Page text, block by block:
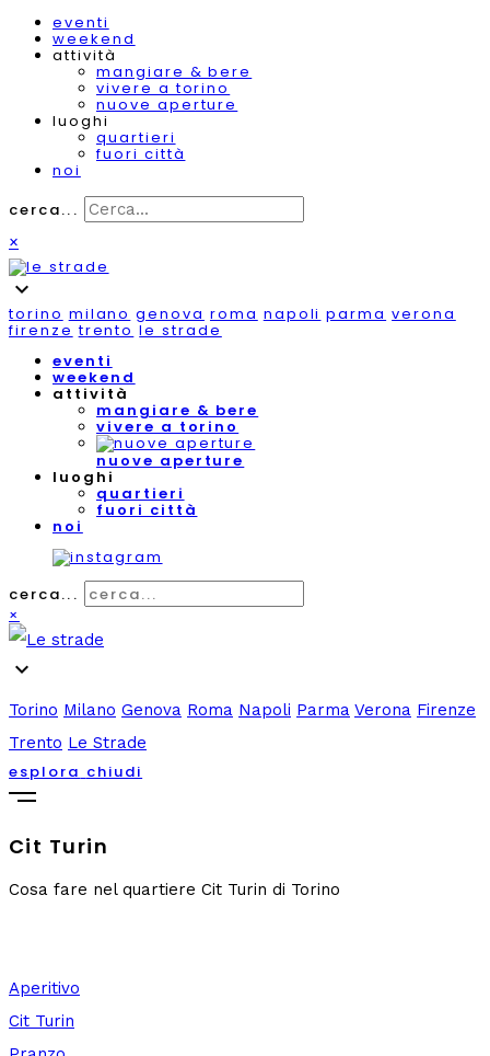
eventi
weekend
attività
mangiare & bere
vivere a torino
nuove aperture
luoghi
quartieri
fuori città
noi
cerca...
×
expand_more
torino milano genova roma napoli parma verona
firenze trento le strade
eventi
weekend
attività
mangiare & bere
vivere a torino
nuove aperture
luoghi
quartieri
fuori città
noi
cerca...
×
expand_more
Torino Milano Genova Roma Napoli Parma Verona Firenze
Trento Le Strade
esplora chiudi
Cit Turin
Cosa fare nel quartiere Cit Turin di Torino
Aperitivo
Cit Turin